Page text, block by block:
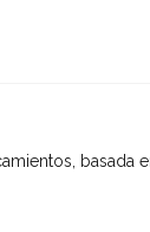
basada